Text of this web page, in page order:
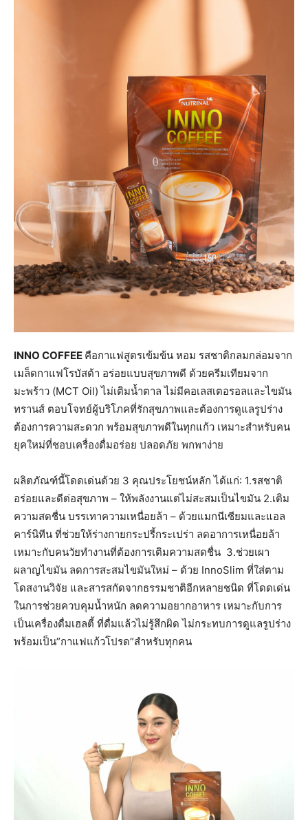
INNO COFFEE คือกาแฟสูตรเข้มข้น หอม รสชาติกลมกล่อมจาก
เมล็ดกาแฟโรบัสต้า อร่อยแบบสุขภาพดี ด้วยครีมเทียมจาก
มะพร้าว (MCT Oil) ไม่เติมน้ำตาล ไม่มีคอเลสเตอรอลและไขมัน
ทรานส์ ตอบโจทย์ผู้บริโภคที่รักสุขภาพและต้องการดูแลรูปร่าง
ต้องการความสะดวก พร้อมสุขภาพดีในทุกแก้ว เหมาะสำหรับคน
ยุคใหม่ที่ชอบเครื่องดื่มอร่อย ปลอดภัย พกพาง่าย
ผลิตภัณฑ์นี้โดดเด่นด้วย 3 คุณประโยชน์หลัก ได้แก่: 1.รสชาติ
อร่อยและดีต่อสุขภาพ – ให้พลังงานแต่ไม่สะสมเป็นไขมัน 2.เติม
ความสดชื่น บรรเทาความเหนื่อยล้า – ด้วยแมกนีเซียมและแอล
คาร์นิทีน ที่ช่วยให้ร่างกายกระปรี้กระเปร่า ลดอาการเหนื่อยล้า
เหมาะกับคนวัยทำงานที่ต้องการเติมความสดชื่น 3.ช่วยเผา
ผลาญไขมัน ลดการสะสมไขมันใหม่ – ด้วย InnoSlim ที่ใส่ตาม
โดสงานวิจัย และสารสกัดจากธรรมชาติอีกหลายชนิด ที่โดดเด่น
ในการช่วยควบคุมน้ำหนัก ลดความอยากอาหาร เหมาะกับการ
เป็นเครื่องดื่มเฮลตี้ ที่ดื่มแล้วไม่รู้สึกผิด ไม่กระทบการดูแลรูปร่าง
พร้อมเป็น”กาแฟแก้วโปรด”สำหรับทุกคน